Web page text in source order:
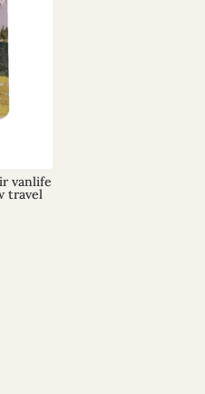
vanlife
travel